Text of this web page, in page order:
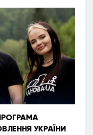
УКРАЇНИ